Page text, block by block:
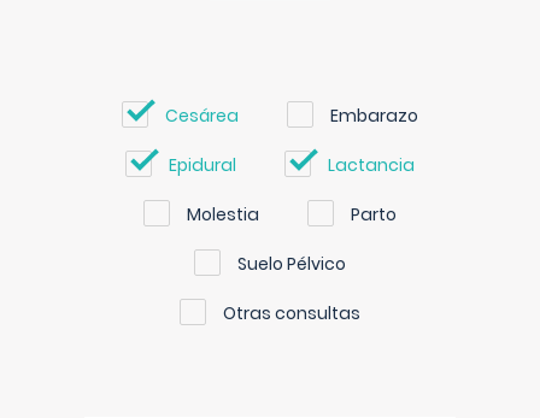
Cesárea Embarazo
Epidural Lactancia
Molestia Parto
Suelo Pélvico
Otras consultas